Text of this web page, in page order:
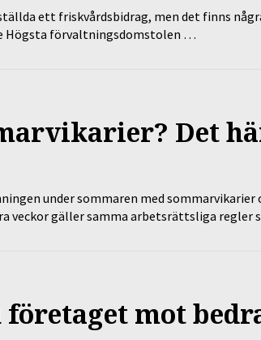
ett friskvårdsbidrag, men det finns
Högsta förvaltningsdomstolen …
Det
under sommaren med sommarvikarier
veckor gäller samma arbetsrättsliga regler
företaget mot